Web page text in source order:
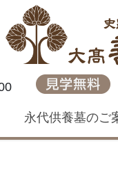
永代供養墓のご